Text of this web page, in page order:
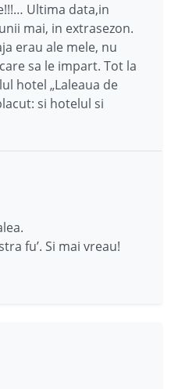
Ultima data,in
mai, in extrasezon.
erau ale mele, nu
sa le impart. Tot la
hotel „Laleaua de
si hotelul si
fu’. Si mai vreau!